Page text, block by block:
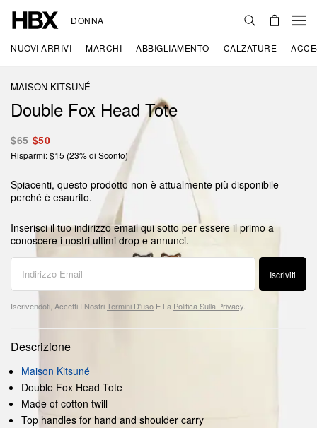
DONNA
NUOVI ARRIVI MARCHI ABBIGLIAMENTO CALZATURE
MAISON KITSUNÉ
Double Fox Head Tote
$65 $50
Risparmi: $15 (23% di Sconto)
Spiacenti, questo prodotto non è attualmente più disponibile
perché è esaurito.
Inserisci il tuo indirizzo email qui sotto per essere il primo a
conoscere i nostri ultimi drop e annunci.
Iscriviti
Iscrivendoti, Accetti I NostriTermini D'uso E La Politica Sulla Privacy
Descrizione
Maison Kitsuné
Double Fox Head Tote
Made of cotton twill
Top handles for hand and shoulder carry